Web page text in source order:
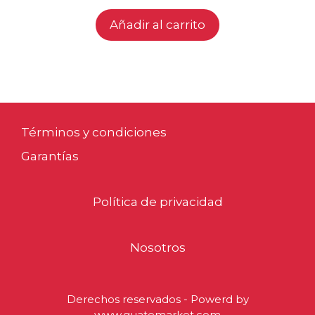
precio
original
era:
precio
actual
es:
Añadir al carrito
Términos y condiciones
Garantías
Política de privacidad
Nosotros
Derechos reservados - Powerd by
Artículo añadido al carrito. Finalizar Compra